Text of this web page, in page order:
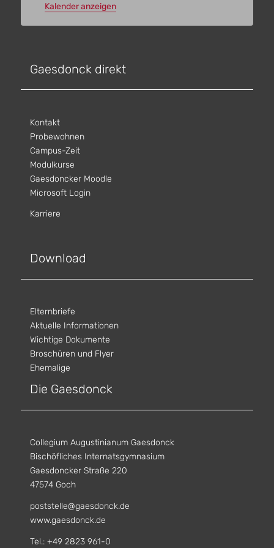
Kalender anzeigen
Gaesdonck direkt
Kontakt
Probewohnen
Campus-Zeit
Modulkurse
Gaesdoncker Moodle
Microsoft Login
Karriere
Download
Elternbriefe
Aktuelle Informationen
Wichtige Dokumente
Broschüren und Flyer
Ehemalige
Die Gaesdonck
Collegium Augustinianum Gaesdonck
Bischöfliches Internatsgymnasium
Gaesdoncker Straße 220
47574 Goch
poststelle@gaesdonck.de
www.gaesdonck.de
Tel.: +49 2823 961-0